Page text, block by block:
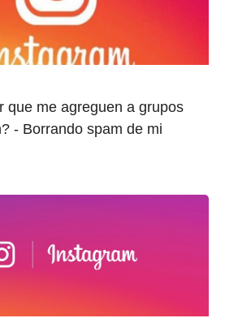
que me agreguen a grupos
- Borrando spam de mi